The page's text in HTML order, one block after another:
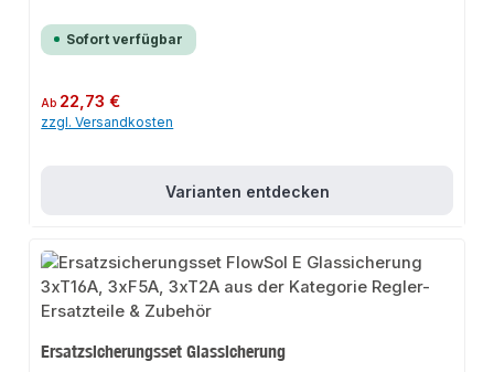
Sofort verfügbar
Regulärer Preis:
Ab 22,73 €
zzgl. Versandkosten
Varianten entdecken
Ersatzsicherungsset Glassicherung